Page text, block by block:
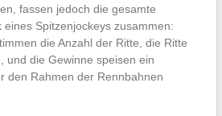
fassen jedoch die gesamte
Spitzenjockeys zusammen:
die Anzahl der Ritte, die Ritte
und die Gewinne speisen ein
den Rahmen der Rennbahnen